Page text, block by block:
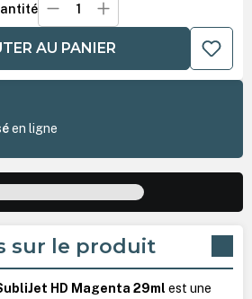
AU PANIER
en ligne
sur le produit
HD Magenta 29ml est une